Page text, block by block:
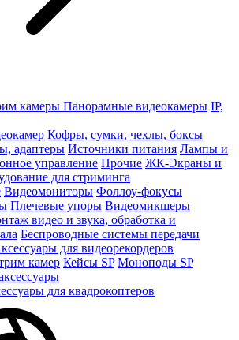
камеры Панорамные видеокамеры IP,
Кофры, сумки, чехлы, боксы
адаптеры Источники питания Лампы и
управление Прочие ЖК-Экраны и
для стриминга
Видеомониторы Фоллоу-фокусы
Плечевые упоры Видеомикшеры
видео и звука, обработка и
Беспроводные системы передачи
для видеорекордеров
камер Кейсы SP Моноподы SP
для квадрокоптеров